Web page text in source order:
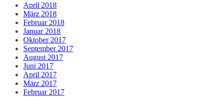
April 2018
März 2018
Februar 2018
Januar 2018
Oktober 2017
September 2017
August 2017
Juni 2017
April 2017
März 2017
Februar 2017